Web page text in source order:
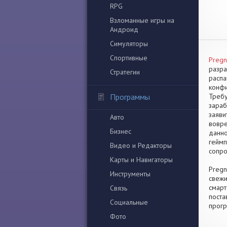
RPG
Взломанные игры на
Андроид
Симуляторы
Спортивные
Стратегии
Программы
Авто
Бизнес
Видео и Редакторы
Карты и Навигаторы
Инструменты
Связь
Социальные
Фото